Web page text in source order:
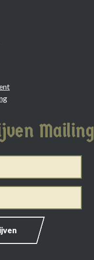
Mailing